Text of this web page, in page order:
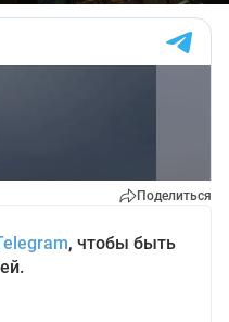
Поделиться
, чтобы быть